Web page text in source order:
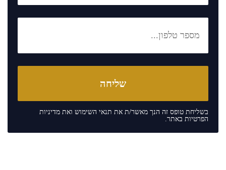
בשליחת טופס זה הנך מאשר/ת את תנאי השימוש ואת מדיניות
הפרטיות באתר.